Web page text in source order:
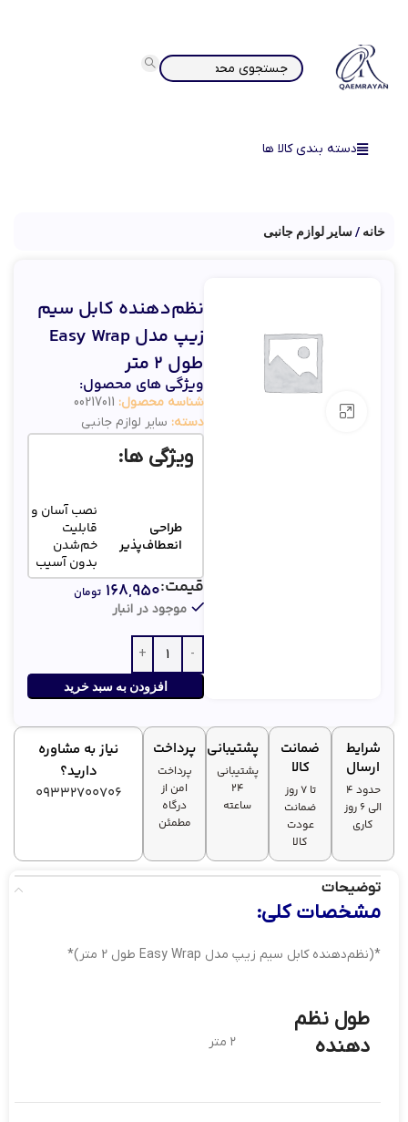
دسته بندی کالا ها
خانه سایر لوازم جانبی
نظم‌دهنده کابل سیم
زیپ مدل Easy Wrap
طول 2 متر
ویژگی های محصول:
شناسه محصول: 00217011
دسته: سایر لوازم جانبی
ویژگی ها:
طراحی
انعطاف‌پذیر
نصب آسان و
قابلیت
خم‌شدن
بدون آسیب
محافظت از
کابل‌ها
کابل‌ها
سازگاری بالا
مناسب برای
انواع
کابل‌های
برق و دیتا
موجود در انبار
افزودن به سبد خرید
قیمت:۱۶۸,۹۵۰ تومان
شرایط
ارسال
حدود 4
الی 6 روز
کاری
ضمانت
کالا
تا ۷ روز
ضمانت
عودت
کالا
پشتیبانی
پشتیبانی
۲۴
ساعته
پرداخت
پرداخت
امن از
درگاه
مطمئن
نیاز به مشاوره
دارید؟
09332700706
توضیحات
مشخصات کلی:
*(نظم‌دهنده کابل سیم زیپ مدل Easy Wrap طول 2 متر)*
طول نظم
دهنده
۲ متر